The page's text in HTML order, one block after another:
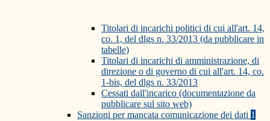
Titolari di incarichi politici di cui all'art. 14,
co. 1, del dlgs n. 33/2013 (da pubblicare in
tabelle)
Titolari di incarichi di amministrazione, di
direzione o di governo di cui all'art. 14, co.
1-bis, del dlgs n. 33/2013
Cessati dall'incarico (documentazione da
pubblicare sul sito web)
Sanzioni per mancata comunicazione dei dati 1